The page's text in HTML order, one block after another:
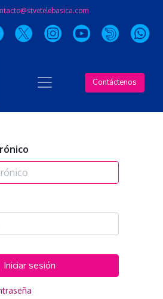
Contáctenos
Iniciar sesión